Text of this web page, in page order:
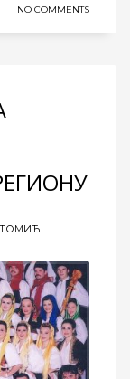
NO COMMENTS
ТОМИЋ